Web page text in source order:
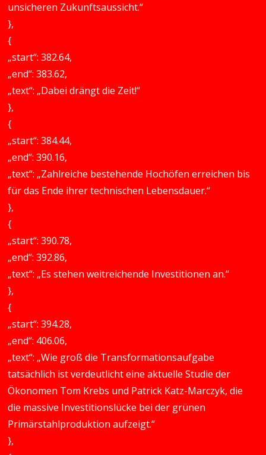
unsicheren Zukunftsaussicht.“
},
{
„start“: 382.64,
„end“: 383.62,
„text“: „Dabei drängt die Zeit!“
},
{
„start“: 384.44,
„end“: 390.16,
„text“: „Zahlreiche bestehende Hochöfen erreichen bis
für das Ende ihrer technischen Lebensdauer.“
},
{
„start“: 390.78,
„end“: 392.86,
„text“: „Es stehen weitreichende Investitionen an.“
},
{
„start“: 394.28,
„end“: 406.06,
„text“: „Wie groß die Transformationsaufgabe
tatsächlich ist verdeutlicht eine aktuelle Studie der
Ökonomen Tom Krebs und Patrick Katz-Marczyk, die
die massive Investitionslücke bei der grünen
Primärstahlproduktion aufzeigt.“
},